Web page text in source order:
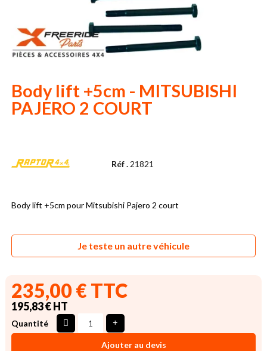
Body lift +5cm - MITSUBISHI
PAJERO 2 COURT
Réf . 21821
Body lift +5cm pour Mitsubishi Pajero 2 court
Je teste un autre véhicule
235,00 € TTC
195,83 € HT
Quantité
Ajouter au devis